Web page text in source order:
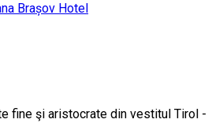
Brașov Hotel
fine şi aristocrate din vestitul Tirol -